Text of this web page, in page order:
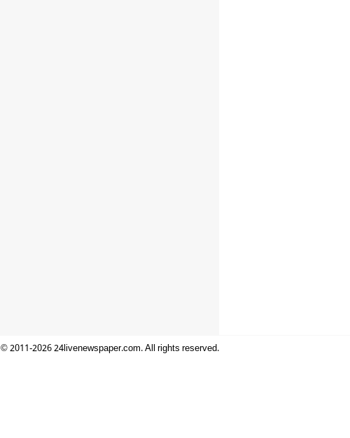
© 2011-2026 24livenewspaper.com. All rights reserved.